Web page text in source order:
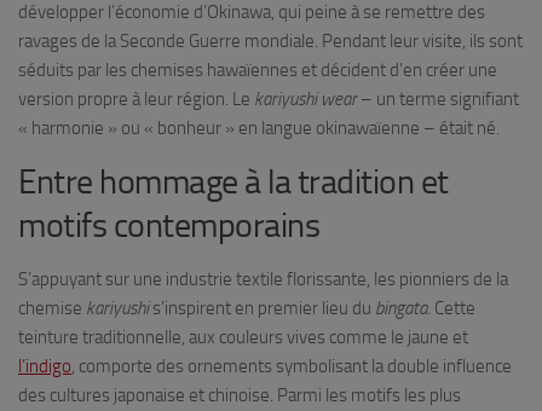
développer l’économie d’Okinawa, qui peine à se remettre des
ravages de la Seconde Guerre mondiale. Pendant leur visite, ils sont
séduits par les chemises hawaïennes et décident d’en créer une
version propre à leur région. Le kariyushi wear– un terme signifiant
« harmonie » ou « bonheur » en langue okinawaïenne – était né.
Entre hommage à la tradition et
motifs contemporains
S’appuyant sur une industrie textile florissante, les pionniers de la
chemise kariyushis’inspirent en premier lieu du bingata. Cette
teinture traditionnelle, aux couleurs vives comme le jaune et
l’indigo, comporte des ornements symbolisant la double influence
des cultures japonaise et chinoise. Parmi les motifs les plus